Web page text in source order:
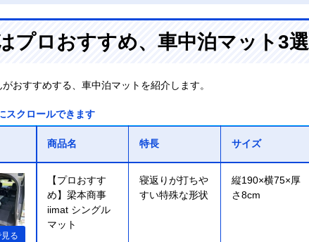
プロおすすめ、車中泊マット3選
おすすめする、車中泊マットを紹介します。
スクロールできます
商品名 特長 サイズ
る
【プロおすす
め】梁本商事
iimat シングル
マット
寝返りが打ちや
すい特殊な形状
縦190×横75×厚
さ8cm